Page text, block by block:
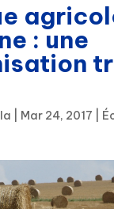
: une
Mar 24, 2017